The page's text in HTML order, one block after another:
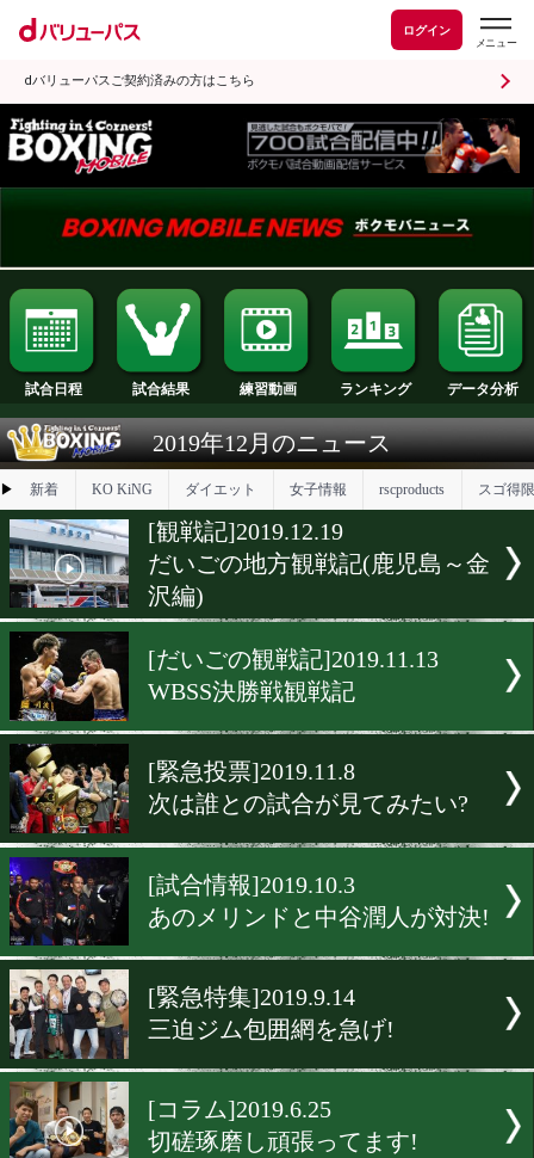
ログイン
dバリューパスご契約済みの方はこちら
試合日程 試合結果 練習動画 ランキング
2019年12月のニュース
▶ 新着 KO KiNG
[観戦記]2019.12.19
だいごの地方観戦記(鹿児
[だいごの観戦記]2019.11.13
[緊急投票]2019.11.8
次は誰との試合が見てみた
[試合情報]2019.10.3
あのメリンドと中谷潤人が